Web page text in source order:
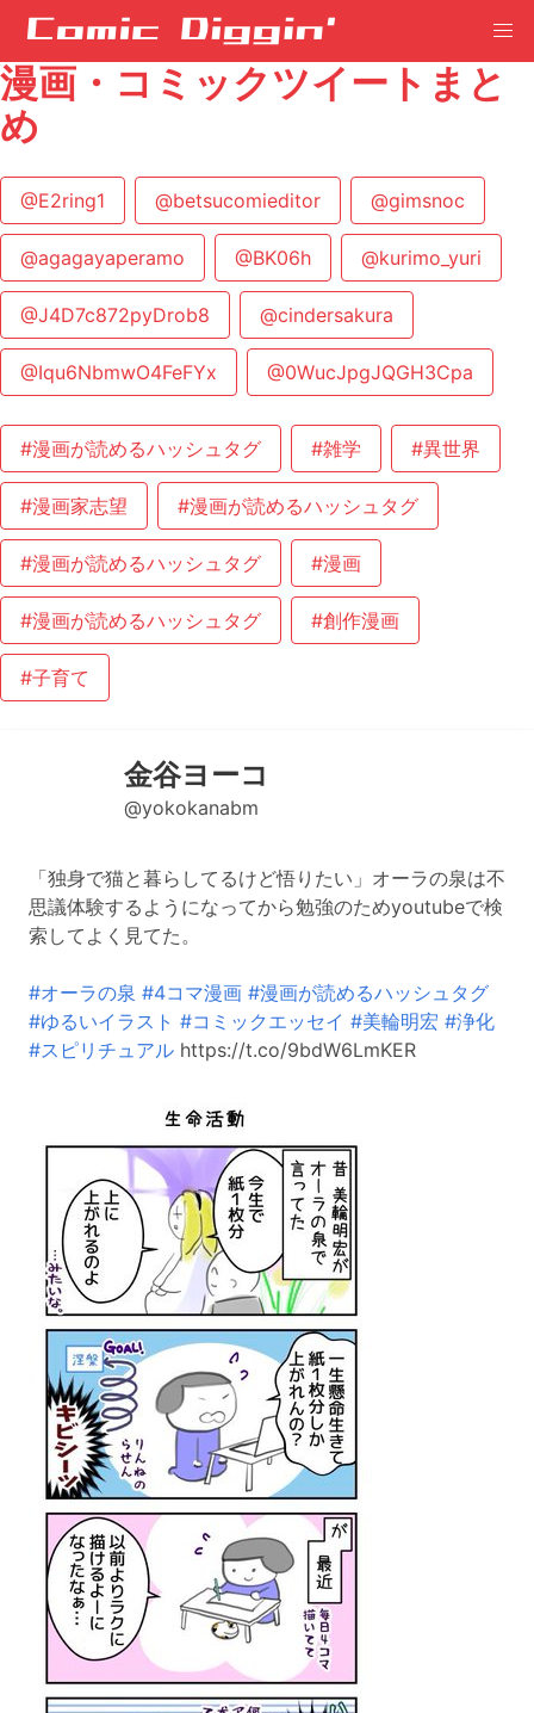
漫画・コミックツイートまと
め
@E2ring1 @betsucomieditor @gimsnoc
@agagayaperamo @BK06h @kurimo_yuri
@J4D7c872pyDrob8 @cindersakura
@Iqu6NbmwO4FeFYx @0WucJpgJQGH3Cpa
#漫画が読めるハッシュタグ #雑学 #異世界
#漫画家志望 #漫画が読めるハッシュタグ
#漫画が読めるハッシュタグ #漫画
#漫画が読めるハッシュタグ #創作漫画
#子育て
金谷ヨーコ
@yokokanabm
「独身で猫と暮らしてるけど悟りたい」オーラの泉は不
思議体験するようになってから勉強のためyoutubeで検
索してよく見てた。
#オーラの泉 #4コマ漫画 #漫画が読めるハッシュタグ
#ゆるいイラスト #コミックエッセイ #美輪明宏 #浄化
#スピリチュアル https://t.co/9bdW6LmKER